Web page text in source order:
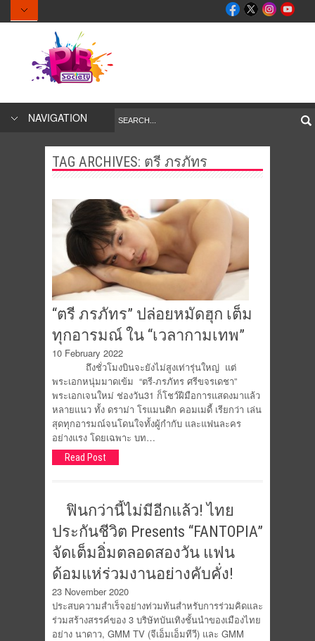
NAVIGATION
TAG ARCHIVES: ตรี ภรภัทร
“ตรี ภรภัทร” ปล่อยหมัดฮุก เต็ม
ทุกอารมณ์ ใน “เวลากามเทพ”
10 February 2022
ถึงชั่วโมงบินจะยังไม่สูงเท่ารุ่นใหญ่ แต่
พระเอกหนุ่มมาดเข้ม “ตรี-ภรภัทร ศรีขจรเดชา”
พระเอกเจนใหม่ ช่องวัน31 ก็โชว์ฝีมือการแสดงมาแล้ว
หลายแนว ทั้ง ดราม่า โรแมนติก คอมเมดี้ เรียกว่า เล่น
สุดทุกอารมณ์จนโดนใจทั้งผู้กำกับ และแฟนละคร
อย่างแรง โดยเฉพาะ บท…
Read Post
ฟินกว่านี้ไม่มีอีกแล้ว! ไทย
ประกันชีวิต Presents “FANTOPIA”
จัดเต็มอิ่มตลอดสองวัน แฟน
ด้อมแห่ร่วมงานอย่างคับคั่ง!
23 November 2020
ประสบความสำเร็จอย่างท่วมท้นสำหรับการร่วมคิดและ
ร่วมสร้างสรรค์ของ 3 บริษัทบันเทิงชั้นนำของเมืองไทย
อย่าง นาดาว, GMM TV (จีเอ็มเอ็มทีวี) และ GMM